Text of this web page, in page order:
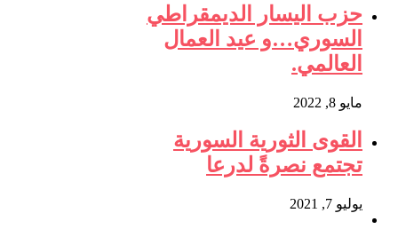
حزب اليسار الديمقراطي
السوري…و عيد العمال
العالمي.
مايو 8, 2022
القوى الثورية السورية
تجتمع نصرةً لدرعا
يوليو 7, 2021